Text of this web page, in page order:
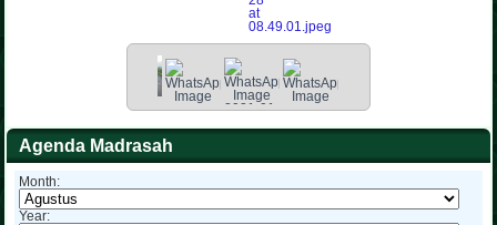
Agenda Madrasah
Month:
Year: